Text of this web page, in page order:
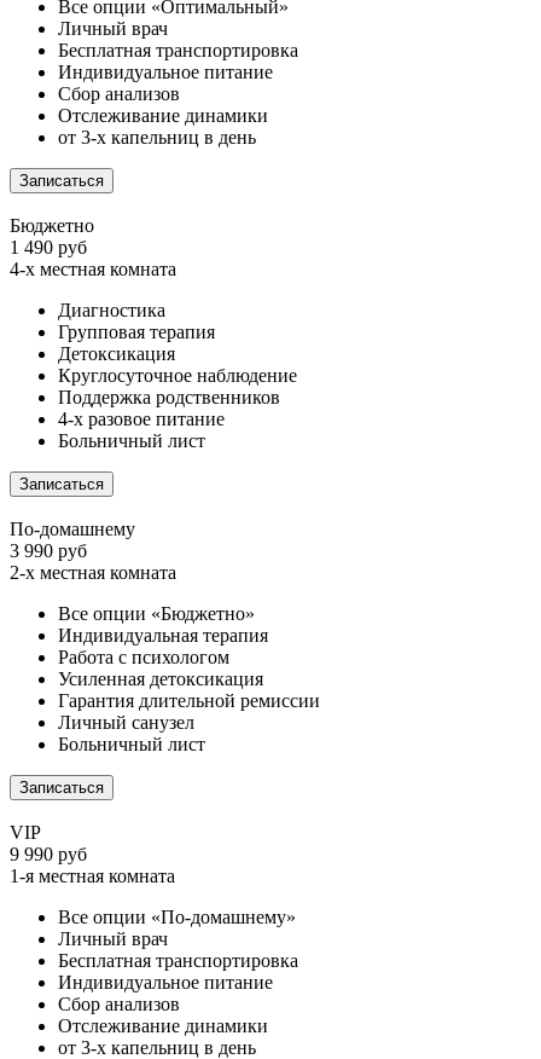
Все опции «Оптимальный»
Личный врач
Бесплатная транспортировка
Индивидуальное питание
Сбор анализов
Отслеживание динамики
от 3-х капельниц в день
Записаться
Бюджетно
1 490 руб
4-х местная комната
Диагностика
Групповая терапия
Детоксикация
Круглосуточное наблюдение
Поддержка родственников
4-х разовое питание
Больничный лист
Записаться
По-домашнему
3 990 руб
2-х местная комната
Все опции «Бюджетно»
Индивидуальная терапия
Работа с психологом
Усиленная детоксикация
Гарантия длительной ремиссии
Личный санузел
Больничный лист
Записаться
VIP
9 990 руб
1-я местная комната
Все опции «По-домашнему»
Личный врач
Бесплатная транспортировка
Индивидуальное питание
Сбор анализов
Отслеживание динамики
от 3-х капельниц в день